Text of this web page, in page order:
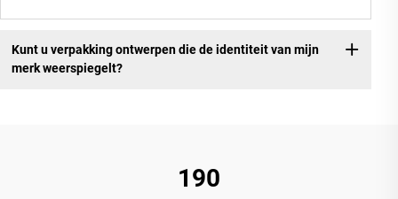
Kunt u verpakking ontwerpen die de identiteit van mijn
merk weerspiegelt?
190